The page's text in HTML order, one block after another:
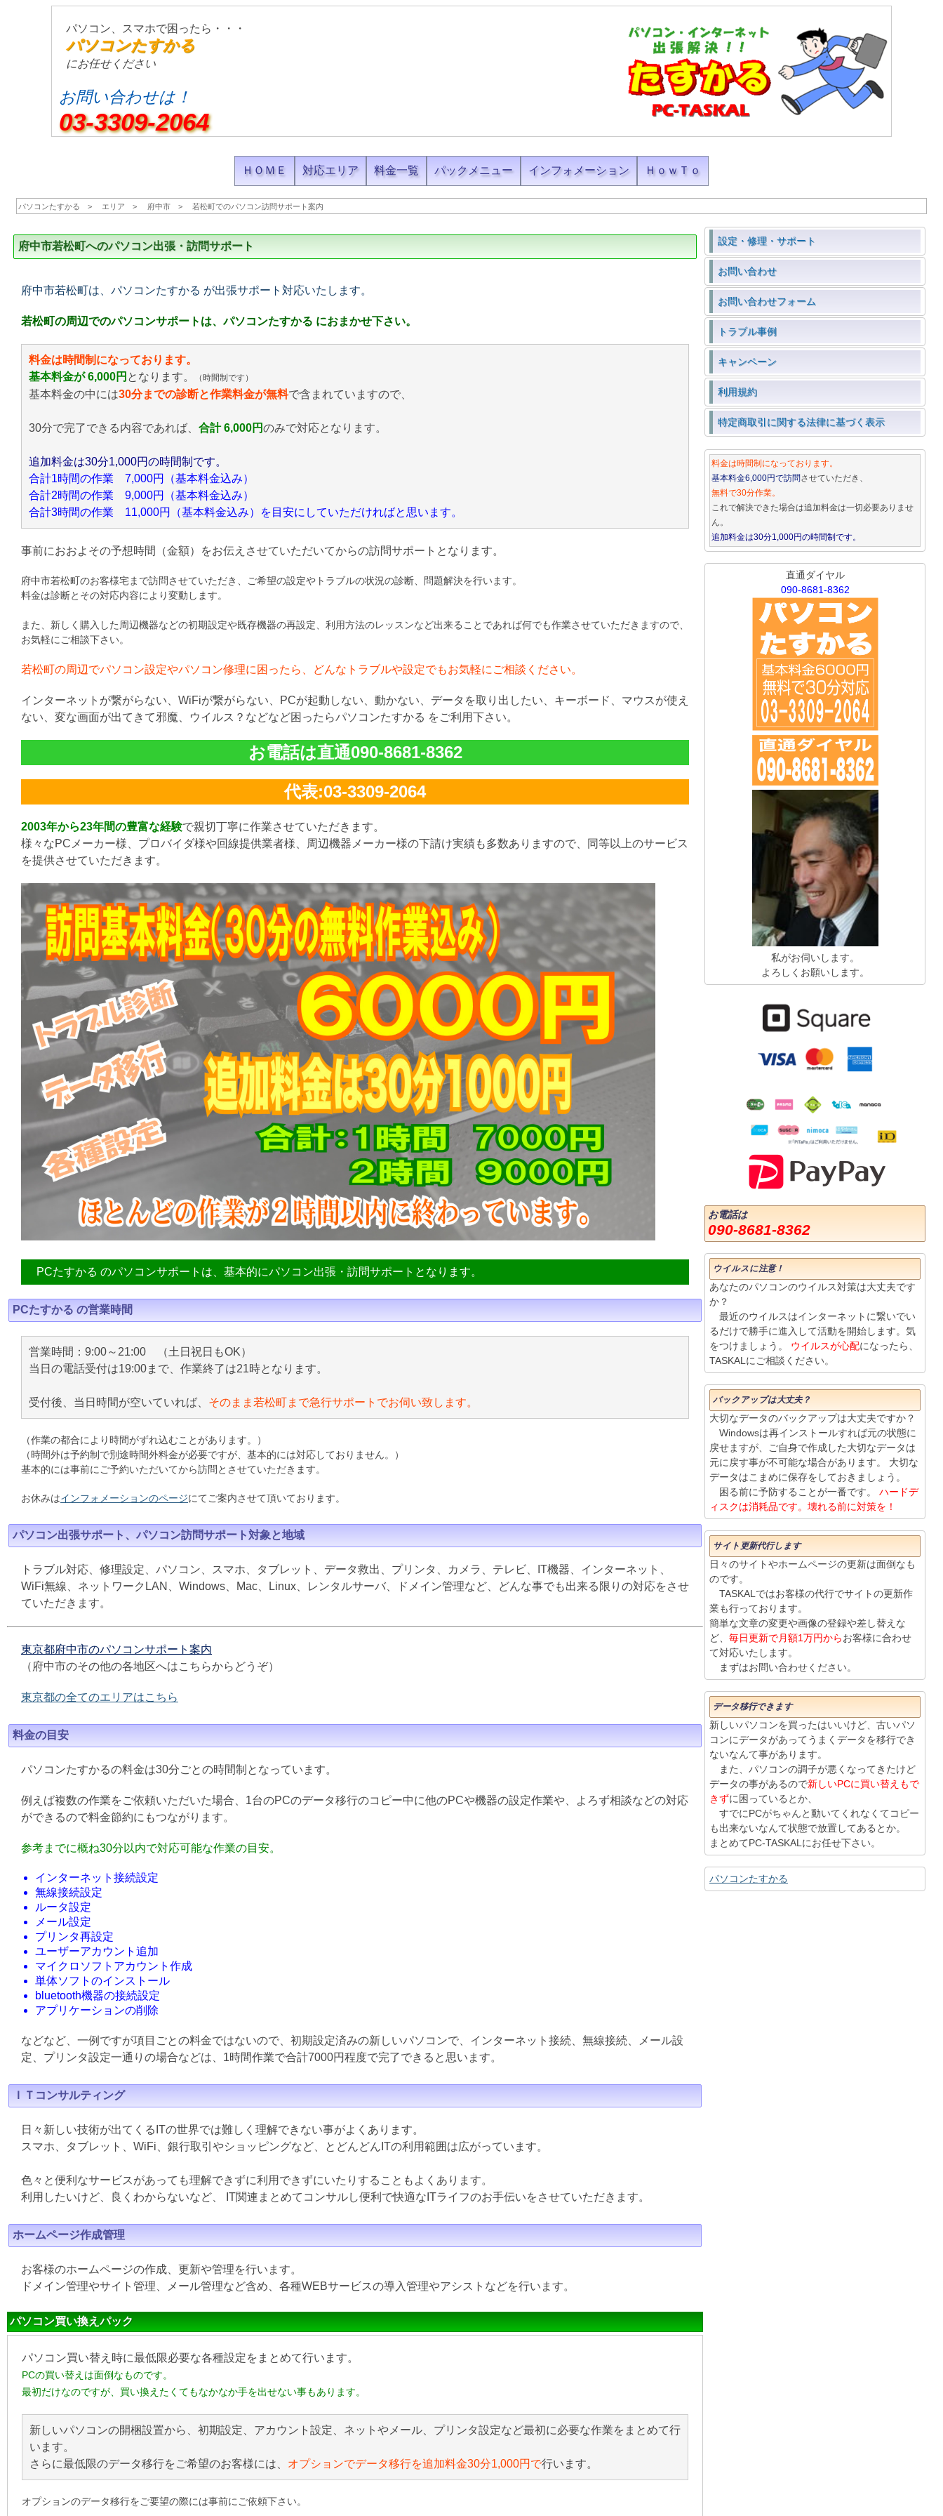
パソコン、スマホで困ったら・・・
パソコンたすかる
にお任せください
お問い合わせは！
03-3309-2064
ＨＯＭＥ 対応エリア 料金一覧 パックメニュー インフォメーション ＨｏｗＴｏ
パソコンたすかる エリア 府中市 若松町でのパソコン訪問サポート案内
府中市若松町へのパソコン出張・訪問サポート
府中市若松町は、パソコンたすかる が出張サポート対応いたします。
若松町の周辺でのパソコンサポートは、パソコンたすかる におまかせ下さい。
料金は時間制になっております。
基本料金が 6,000円 となります。 （時間制です）
基本料金の中には30分までの診断と作業料金が無料で含まれていますので、
30分で完了できる内容であれば、 合計 6,000円のみで対応となります。
追加料金は30分1,000円の時間制です。
合計1時間の作業 7,000円（基本料金込み）
合計2時間の作業 9,000円（基本料金込み）
合計3時間の作業 11,000円（基本料金込み）を目安にしていただければと思います。
事前におおよその予想時間（金額）をお伝えさせていただいてからの訪問サポートとなります。
府中市若松町のお客様宅まで訪問させていただき、ご希望の設定やトラブルの状況の診断、問題解決を行います。
料金は診断とその対応内容により変動します。
また、新しく購入した周辺機器などの初期設定や既存機器の再設定、利用方法のレッスンなど出来ることであれば何でも作業させていただきますので、
お気軽にご相談下さい。
若松町の周辺でパソコン設定やパソコン修理に困ったら、どんなトラブルや設定でもお気軽にご相談ください。
インターネットが繋がらない、WiFiが繋がらない、PCが起動しない、動かない、データを取り出したい、キーボード、マウスが使え
ない、変な画面が出てきて邪魔、ウイルス？などなど困ったらパソコンたすかる をご利用下さい。
お電話は直通090-8681-8362
代表:03-3309-2064
2003年から23年間の豊富な経験で親切丁寧に作業させていただきます。
様々なPCメーカー様、プロバイダ様や回線提供業者様、周辺機器メーカー様の下請け実績も多数ありますので、同等以上のサービス
を提供させていただきます。
PCたすかる のパソコンサポートは、基本的にパソコン出張・訪問サポートとなります。
PCたすかる の営業時間
営業時間：9:00～21:00 （土日祝日もOK）
当日の電話受付は19:00まで、作業終了は21時となります。
受付後、当日時間が空いていれば、 そのまま若松町まで急行サポートでお伺い致します。
（作業の都合により時間がずれ込むことがあります。）
（時間外は予約制で別途時間外料金が必要ですが、基本的には対応しておりません。）
基本的には事前にご予約いただいてから訪問とさせていただきます。
お休みはインフォメーションのページにてご案内させて頂いております。
パソコン出張サポート、パソコン訪問サポート対象と地域
トラブル対応、修理設定、パソコン、スマホ、タブレット、データ救出、プリンタ、カメラ、テレビ、IT機器、インターネット、
WiFi無線、ネットワークLAN、Windows、Mac、Linux、レンタルサーバ、ドメイン管理など、どんな事でも出来る限りの対応をさせ
ていただきます。
東京都府中市のパソコンサポート案内
（府中市のその他の各地区へはこちらからどうぞ）
東京都の全てのエリアはこちら
料金の目安
パソコンたすかるの料金は30分ごとの時間制となっています。
例えば複数の作業をご依頼いただいた場合、1台のPCのデータ移行のコピー中に他のPCや機器の設定作業や、よろず相談などの対応
ができるので料金節約にもつながります。
参考までに概ね30分以内で対応可能な作業の目安。
インターネット接続設定
無線接続設定
ルータ設定
メール設定
プリンタ再設定
ユーザーアカウント追加
マイクロソフトアカウント作成
単体ソフトのインストール
bluetooth機器の接続設定
アプリケーションの削除
などなど、一例ですが項目ごとの料金ではないので、初期設定済みの新しいパソコンで、インターネット接続、無線接続、メール設
定、プリンタ設定一通りの場合などは、1時間作業で合計7000円程度で完了できると思います。
ＩＴコンサルティング
日々新しい技術が出てくるITの世界では難しく理解できない事がよくあります。
スマホ、タブレット、WiFi、銀行取引やショッピングなど、とどんどんITの利用範囲は広がっています。
色々と便利なサービスがあっても理解できずに利用できずにいたりすることもよくあります。
利用したいけど、良くわからないなど、 IT関連まとめてコンサルし便利で快適なITライフのお手伝いをさせていただきます。
ホームページ作成管理
お客様のホームページの作成、更新や管理を行います。
ドメイン管理やサイト管理、メール管理など含め、各種WEBサービスの導入管理やアシストなどを行います。
パソコン買い換えパック
パソコン買い替え時に最低限必要な各種設定をまとめて行います。
PCの買い替えは面倒なものです。
最初だけなのですが、買い換えたくてもなかなか手を出せない事もあります。
新しいパソコンの開梱設置から、初期設定、アカウント設定、ネットやメール、プリンタ設定など最初に必要な作業をまとめて行
います。
さらに最低限のデータ移行をご希望のお客様には、 オプションでデータ移行を追加料金30分1,000円で行います。
オプションのデータ移行をご要望の際には事前にご依頼下さい。
設定・修理・サポート
お問い合わせ
お問い合わせフォーム
トラブル事例
キャンペーン
利用規約
特定商取引に関する法律に基づく表示
料金は時間制になっております。
基本料金6,000円で訪問させていただき、
無料で30分作業。
これで解決できた場合は追加料金は一切必要ありませ
ん。
追加料金は30分1,000円の時間制です。
直通ダイヤル
090-8681-8362
私がお伺いします。
よろしくお願いします。
お電話は
090-8681-8362
ウイルスに注意！
あなたのパソコンのウイルス対策は大丈夫です
か？
最近のウイルスはインターネットに繋いでい
るだけで勝手に進入して活動を開始します。気
をつけましょう。 ウイルスが心配になったら、
TASKALにご相談ください。
バックアップは大丈夫？
大切なデータのバックアップは大丈夫ですか？
Windowsは再インストールすれば元の状態に
戻せますが、ご自身で作成した大切なデータは
元に戻す事が不可能な場合があります。 大切な
データはこまめに保存をしておきましょう。
困る前に予防することが一番です。 ハードデ
ィスクは消耗品です。壊れる前に対策を！
サイト更新代行します
日々のサイトやホームページの更新は面倒なも
のです。
TASKALではお客様の代行でサイトの更新作
業も行っております。
簡単な文章の変更や画像の登録や差し替えな
ど、 毎日更新で月額1万円からお客様に合わせ
て対応いたします。
まずはお問い合わせください。
データ移行できます
新しいパソコンを買ったはいいけど、古いパソ
コンにデータがあってうまくデータを移行でき
ないなんて事があります。
また、パソコンの調子が悪くなってきたけど
データの事があるので新しいPCに買い替えもで
きずに困っているとか、
すでにPCがちゃんと動いてくれなくてコピー
も出来ないなんて状態で放置してあるとか。
まとめてPC-TASKALにお任せ下さい。
パソコンたすかる